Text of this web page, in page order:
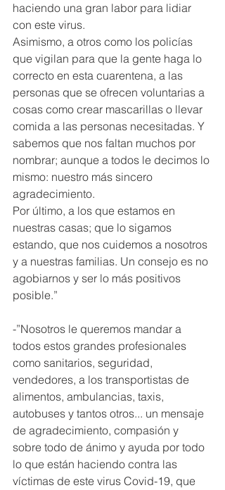
haciendo una gran labor para lidiar
con este virus.
Asimismo, a otros como los policías
que vigilan para que la gente haga lo
correcto en esta cuarentena, a las
personas que se ofrecen voluntarias a
cosas como crear mascarillas o llevar
comida a las personas necesitadas. Y
sabemos que nos faltan muchos por
nombrar; aunque a todos le decimos lo
mismo: nuestro más sincero
agradecimiento.
Por último, a los que estamos en
nuestras casas; que lo sigamos
estando, que nos cuidemos a nosotros
y a nuestras familias. Un consejo es no
agobiarnos y ser lo más positivos
posible.”
-”Nosotros le queremos mandar a
todos estos grandes profesionales
como sanitarios, seguridad,
vendedores, a los transportistas de
alimentos, ambulancias, taxis,
autobuses y tantos otros... un mensaje
de agradecimiento, compasión y
sobre todo de ánimo y ayuda por todo
lo que están haciendo contra las
víctimas de este virus Covid-19, que